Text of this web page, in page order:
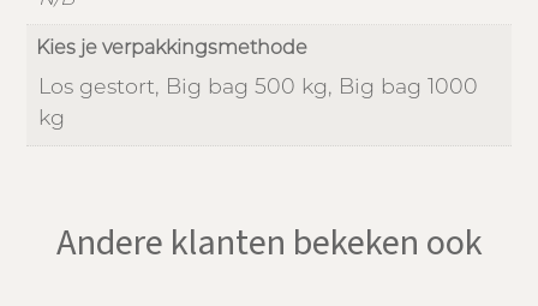
Kies je verpakkingsmethode
Los gestort, Big bag 500 kg, Big bag 1000
kg
Andere klanten bekeken ook